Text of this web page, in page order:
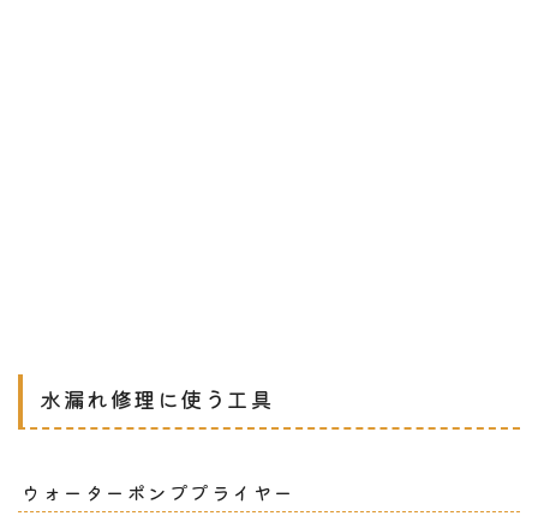
水漏れ修理に使う工具
ウォーターポンププライヤー